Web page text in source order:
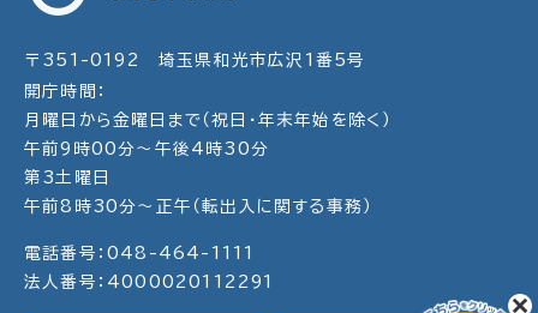
〒351-0192 埼玉県和光市広沢1番5号
開庁時間：
月曜日から金曜日まで（祝日・年末年始を除く）
午前9時00分～午後4時30分
第3土曜日
午前8時30分～正午（転出入に関する事務）
電話番号：048-464-1111
法人番号：4000020112291